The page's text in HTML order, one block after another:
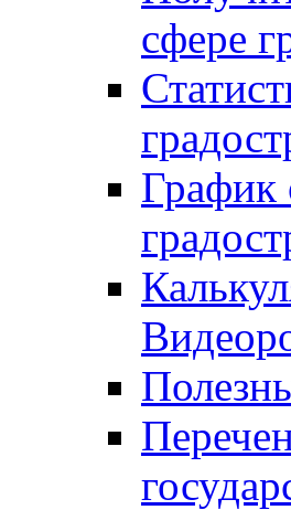
сфере
График